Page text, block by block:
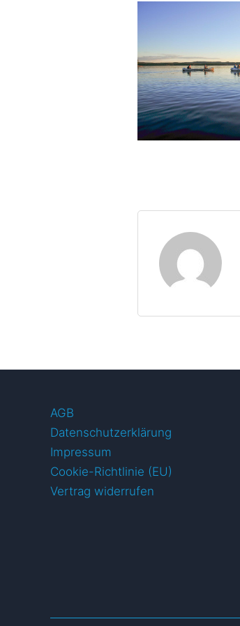
AGB
Datenschutzerklärung
Impressum
Cookie-Richtlinie (EU)
Vertrag widerrufen